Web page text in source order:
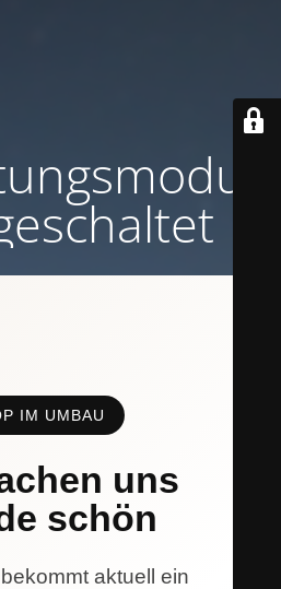
IM UMBAU
uns
schön
aktuell ein